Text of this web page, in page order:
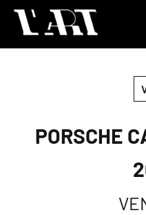
PORSCHE